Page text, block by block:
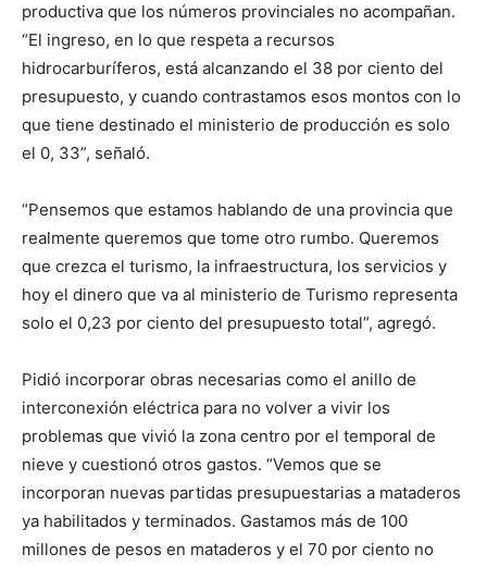
productiva que los números provinciales no acompañan.
“El ingreso, en lo que respeta a recursos
hidrocarburíferos, está alcanzando el 38 por ciento del
presupuesto, y cuando contrastamos esos montos con lo
que tiene destinado el ministerio de producción es solo
el 0, 33”, señaló.
“Pensemos que estamos hablando de una provincia que
realmente queremos que tome otro rumbo. Queremos
que crezca el turismo, la infraestructura, los servicios y
hoy el dinero que va al ministerio de Turismo representa
solo el 0,23 por ciento del presupuesto total”, agregó.
Pidió incorporar obras necesarias como el anillo de
interconexión eléctrica para no volver a vivir los
problemas que vivió la zona centro por el temporal de
nieve y cuestionó otros gastos. “Vemos que se
incorporan nuevas partidas presupuestarias a mataderos
ya habilitados y terminados. Gastamos más de 100
millones de pesos en mataderos y el 70 por ciento no